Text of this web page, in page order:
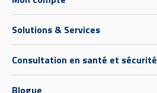
Solutions & Services
Consultation en santé et sécurité
Blogue